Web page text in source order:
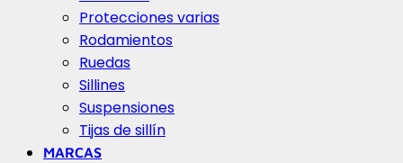
Protecciones varias
Rodamientos
Ruedas
Sillines
Suspensiones
Tijas de sillín
MARCAS